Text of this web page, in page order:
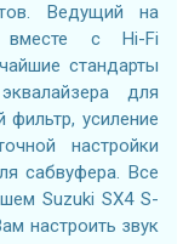
Ведущий на
вместе с Hi-Fi
стандарты
для
усиление
настройки
сабвуфера. Все
Suzuki SX4 S-
настроить звук